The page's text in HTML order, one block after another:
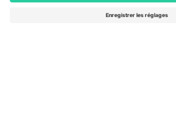
Mimi Balkanska 132, 1540, Sofia,